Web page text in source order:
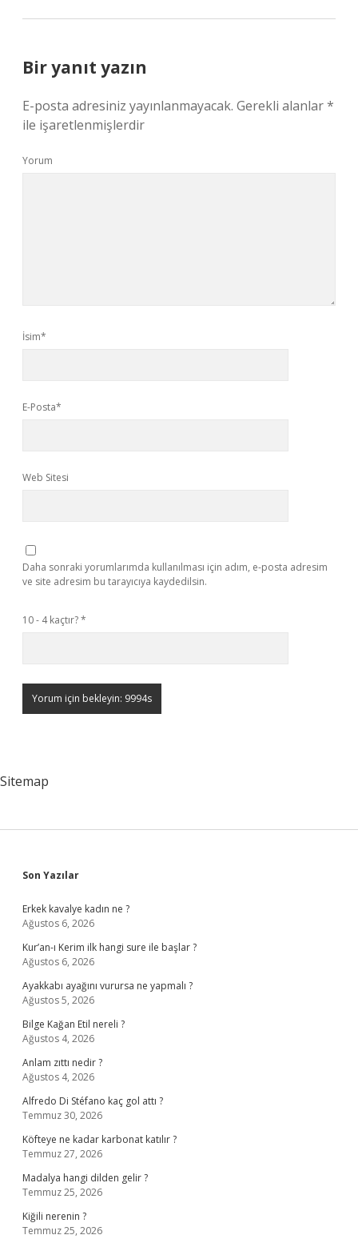
Bir yanıt yazın
E-posta adresiniz yayınlanmayacak. Gerekli alanlar*
ile işaretlenmişlerdir
Yorum
İsim*
E-Posta*
Web Sitesi
Daha sonraki yorumlarımda kullanılması için adım, e-posta adresim
ve site adresim bu tarayıcıya kaydedilsin.
10 - 4 kaçtır?*
Sitemap
Sidebar
Son Yazılar
Erkek kavalye kadın ne ?
Ağustos 6, 2026
Kur’an-ı Kerim ilk hangi sure ile başlar ?
Ağustos 6, 2026
Ayakkabı ayağını vurursa ne yapmalı ?
Ağustos 5, 2026
Bilge Kağan Etil nereli ?
Ağustos 4, 2026
Anlam zıttı nedir ?
Ağustos 4, 2026
Alfredo Di Stéfano kaç gol attı ?
Temmuz 30, 2026
Köfteye ne kadar karbonat katılır ?
Temmuz 27, 2026
Madalya hangi dilden gelir ?
Temmuz 25, 2026
Kiğili nerenin ?
Temmuz 25, 2026